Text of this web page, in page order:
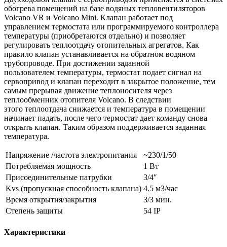
обогрева помещений на базе водяных тепловентиляторов
Volcano VR и Volcano Mini. Клапан работает под
управлением термостата или программируемого контроллера
температуры (приобретаются отдельно) и позволяет
регулировать теплоотдачу отопительных агрегатов. Как
правило клапан устанавливается на обратном водяном
трубопроводе. При достижении заданной
пользователем температуры, термостат подает сигнал на
сервопривод и клапан переходит в закрытое положение, тем
самым прерывая движение теплоносителя через
теплообменник отопителя Volcano. В следствии
этого теплоотдача снижается и температура в помещении
начинает падать, после чего термостат дает команду снова
открыть клапан. Таким образом поддерживается заданная
температура.
Напряжение /частота электропитания
~230/1/50
Потребляемая мощность
1 Вт
Присоединительные патрубки
3/4″
Kvs (пропускная способность клапана) 4.5 м3/час
Время открытия/закрытия
3/3 мин.
Степень защиты
54 IP
Характеристики